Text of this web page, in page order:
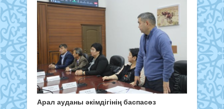
Арал ауданы әкімдігінің баспасөз